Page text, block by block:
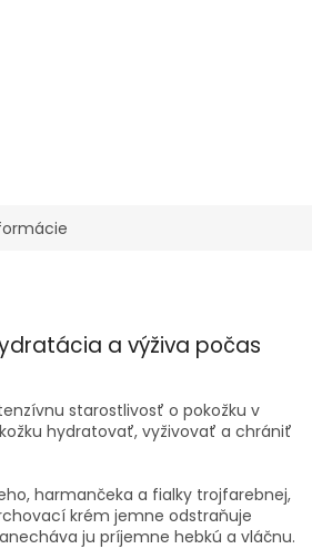
a výživa počas
starostlivosť o pokožku v
hydratovať, vyživovať a chrániť
harmančeka a fialky trojfarebnej,
krém jemne odstraňuje
ju príjemne hebkú a vláčnu.